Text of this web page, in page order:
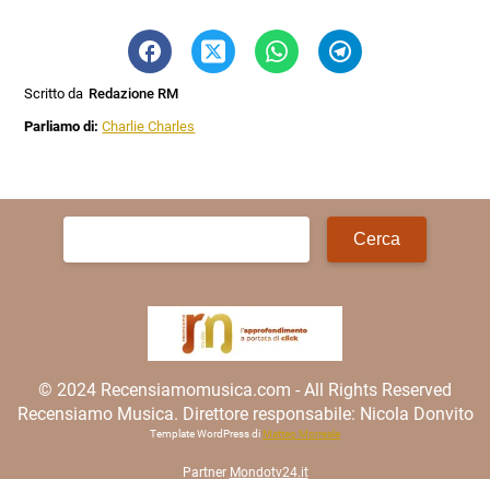
Scritto da Redazione RM
Parliamo di:Charlie Charles
Ricerca
© 2024 Recensiamomusica.com - All Rights Reserved
Recensiamo Musica. Direttore responsabile: Nicola Donvito
Template WordPress di Matteo Morreale
Partner Mondotv24.it